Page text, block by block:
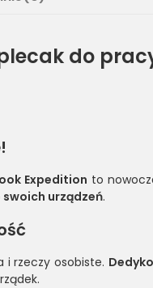
do
Expedition to
urządzeń.
i rzeczy osobiste.